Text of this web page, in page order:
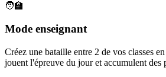
🧑‍🏫
Mode enseignant
Créez une bataille entre 2 de vos classes
jouent l'épreuve du jour et accumulent des